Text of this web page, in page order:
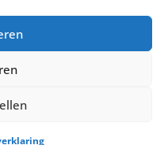
| All Rights Reserved |